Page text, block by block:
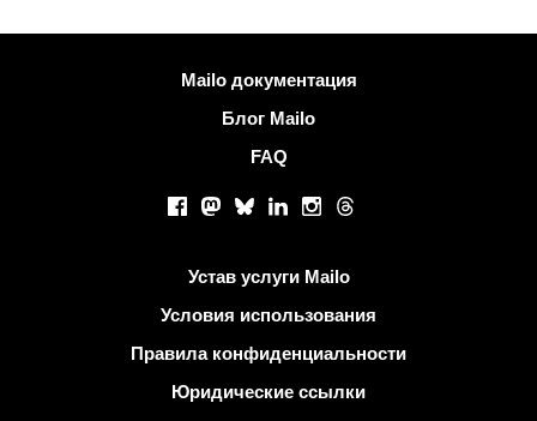
Больше информацииMailo документация
Блог Mailo
FAQ
Facebook
Mastodon
BlueskyLinkedInInstagram
Threads
Устав услуги Mailo
Условия использования
Правила конфиденциальности
Юридические ссылки